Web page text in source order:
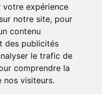
votre expérience
notre site, pour
contenu
des publicités
le trafic de
comprendre la
nos visiteurs.